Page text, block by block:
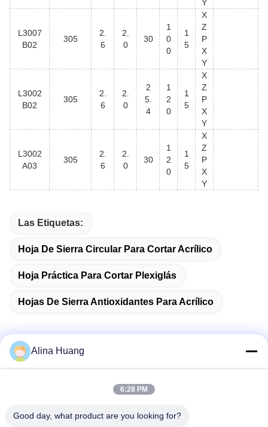
Y
L3007
B02
305
2.
6
2.
0
30
1
0
0
1
5
X
Z
P
X
Y
L3002
B02
305
2.
6
2.
0
2
5.
4
1
2
0
1
5
X
Z
P
X
Y
L3002
A03
305
2.
6
2.
0
30
1
2
0
1
5
X
Z
P
X
Y
Las Etiquetas:
Hoja De Sierra Circular Para Cortar Acrílico
Hoja Práctica Para Cortar Plexiglás
Hojas De Sierra Antioxidantes Para Acrílico
Zona de desarrollo industrial Guanyao, ciudad de Shishan,
Alina Huang
6:28 PM
Good day, what product are you looking for?